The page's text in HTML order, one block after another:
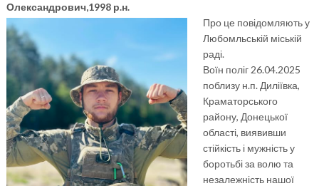
Олександрович,1998 р.н.
Про це повідомляють у
Любомльській міській
раді.
Воїн поліг 26.04.2025
поблизу н.п. Диліївка,
Краматорського
району, Донецької
області, виявивши
стійкість і мужність у
боротьбі за волю та
незалежність нашої